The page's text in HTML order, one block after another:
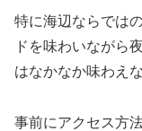
特に海辺ならでは
ドを味わいながら
はなかなか味わえ
事前にアクセス方